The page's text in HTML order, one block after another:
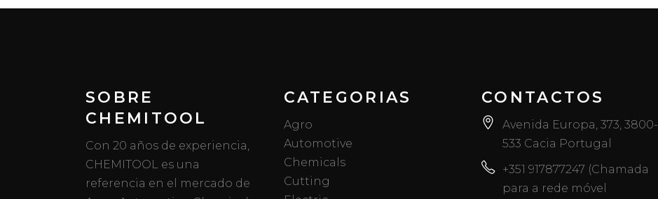
SOBRE
CHEMITOOL
Con 20 años de experiencia,
CHEMITOOL es una
referencia en el mercado de
CATEGORIAS
Agro
Automotive
Chemicals
Cutting
CONTACTOS
Avenida Europa, 373, 3800-
533 Cacia Portugal
+351 917877247 (Chamada
para a rede móvel